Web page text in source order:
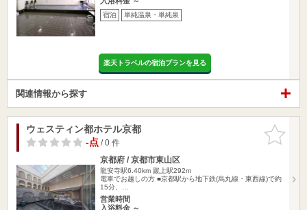
宿泊 単純温泉・単純泉
楽天トラベルの宿泊プランを見る
関連情報から探す
お気に入
りに追加
ウェスティン都ホテル京都
-点/ 0 件
京都府 / 京都市東山区
龍安寺駅6.40km 蹴上駅292m
電車でお越しの方 ■京都駅から地下鉄(烏丸線・東西線)で約
15分、…
営業時間
入浴料金 ～